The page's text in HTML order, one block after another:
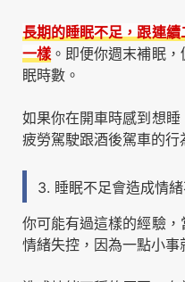
長期的睡眠不足，跟連
一樣 。即便你週末補眠
眠時數。
如果你在開車時感到想
疲勞駕駛跟酒後駕車的行
3. 睡眠不足會造成情
你可能有過這樣的經驗
情緒失控，因為一點小事